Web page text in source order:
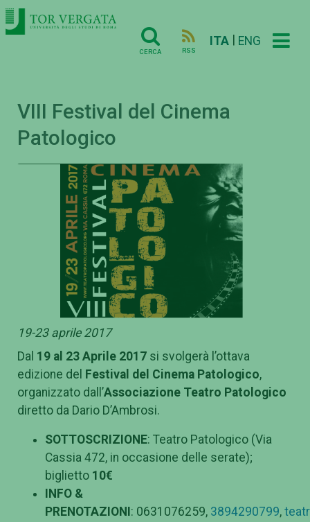
CERCA RSS
ITA ENG
VIII Festival del Cinema
Patologico
19-23 aprile 2017
Dal 19 al 23 Aprile 2017 si svolgerà l’ottava
edizione del Festival del Cinema Patologico,
organizzato dall’Associazione Teatro Patologico
diretto da Dario D’Ambrosi.
SOTTOSCRIZIONE: Teatro Patologico (Via
Cassia 472, in occasione delle serate);
biglietto 10€
INFO &
PRENOTAZIONI : 0631076259, 3894290799,